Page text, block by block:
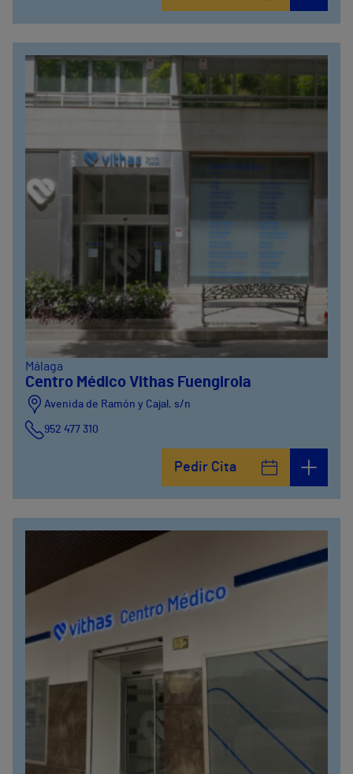
Málaga
Centro Médico Vithas Fuengirola
Avenida de Ramón y Cajal, s/n
952 477 310
Pedir Cita